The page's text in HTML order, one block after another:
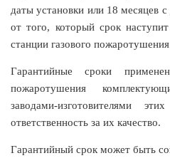
даты установки или 18 месяцев
от того, который срок
станции газового пожаротушения
Гарантийные сроки
пожаротушения
заводами-изготовителями
ответственность за их качество.
Гарантийный срок может быть